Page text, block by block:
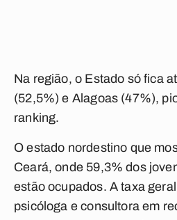
Na região, o Estado só fica
(52,5%) e Alagoas (47%),
ranking.
O estado nordestino que
Ceará, onde 59,3% dos
estão ocupados. A taxa
psicóloga e consultora em